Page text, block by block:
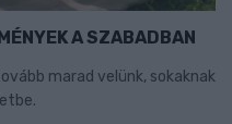
A SZABADBAN
marad velünk, sokaknak